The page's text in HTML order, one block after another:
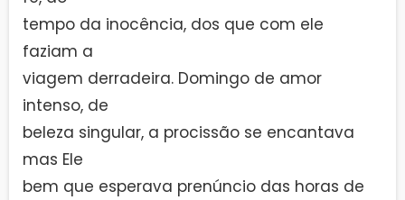
tempo da inocência, dos que com ele
faziam a
viagem derradeira. Domingo de amor
intenso, de
beleza singular, a procissão se encantava
mas Ele
bem que esperava prenúncio das horas de